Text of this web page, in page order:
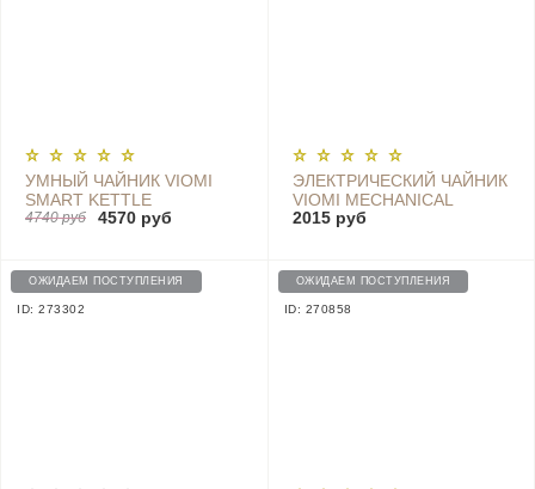
УМНЫЙ ЧАЙНИК VIOMI
SMART KETTLE
BLUETOOTH PRO
4740 руб 4570 руб
ЭЛЕКТРИЧЕСКИЙ ЧАЙНИК
VIOMI MECHANICAL
KETTLE (GLOBAL) - V-
2015 руб
ОЖИДАЕМ ПОСТУПЛЕНИЯ
ID: 273302
ОЖИДАЕМ ПОСТУПЛЕНИЯ
ID: 270858